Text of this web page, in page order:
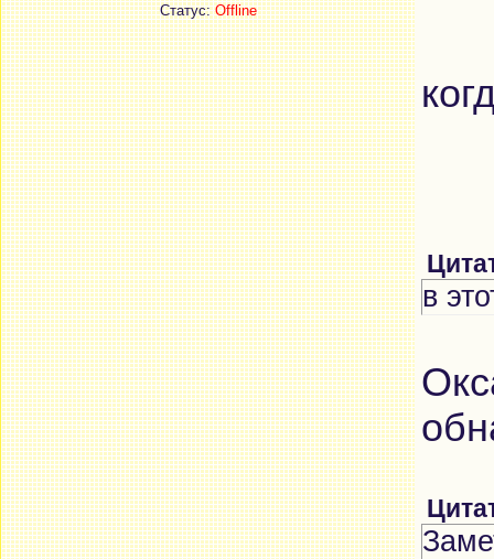
Статус:Offline
в